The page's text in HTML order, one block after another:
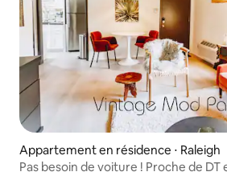
Appartement en résidence ⋅ Raleigh
Pas besoin de voiture ! Proche de DT